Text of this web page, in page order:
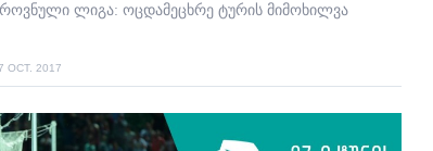
ლიგა: ოცდამეცხრე ტურის მიმოხილვა
OCT. 2017